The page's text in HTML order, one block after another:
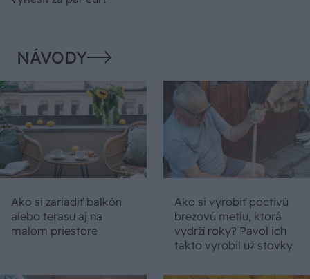
NÁVODY
Ako si zariadiť balkón
alebo terasu aj na
malom priestore
Ako si vyrobiť poctivú
brezovú metlu, ktorá
vydrží roky? Pavol ich
takto vyrobil už stovky